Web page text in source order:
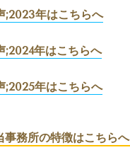
;2023年はこちらへ
;2024年はこちらへ
;2025年はこちらへ
事務所の特徴はこちらへ